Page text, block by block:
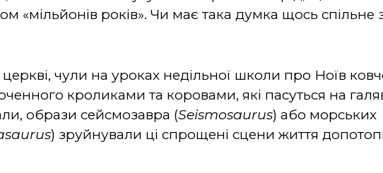
«мільйонів років». Чи має така думка щось спільне
чули на уроках недільної школи про Ноїв
кроликами та коровами, які пасуться на
образи сейсмозавра (Seismosaurus) або морських
) зруйнували ці спрощені сцени життя